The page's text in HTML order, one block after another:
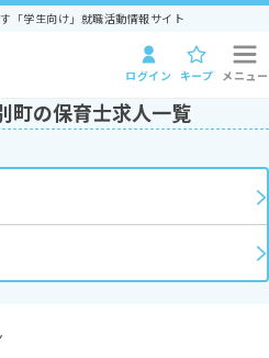
「学生向け」就職活動情報サイト
ログイン キープ メニュー
町の保育士求人一覧